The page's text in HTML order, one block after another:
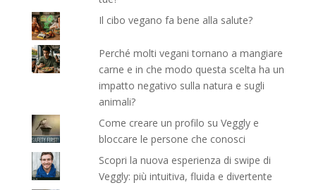
Il cibo vegano fa bene alla salute?
Perché molti vegani tornano a mangiare
carne e in che modo questa scelta ha un
impatto negativo sulla natura e sugli
animali?
Come creare un profilo su Veggly e
bloccare le persone che conosci
Scopri la nuova esperienza di swipe di
Veggly: più intuitiva, fluida e divertente